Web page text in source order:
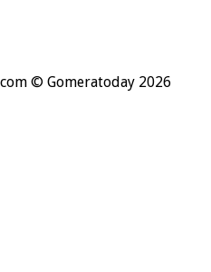
© Gomeratoday 2026